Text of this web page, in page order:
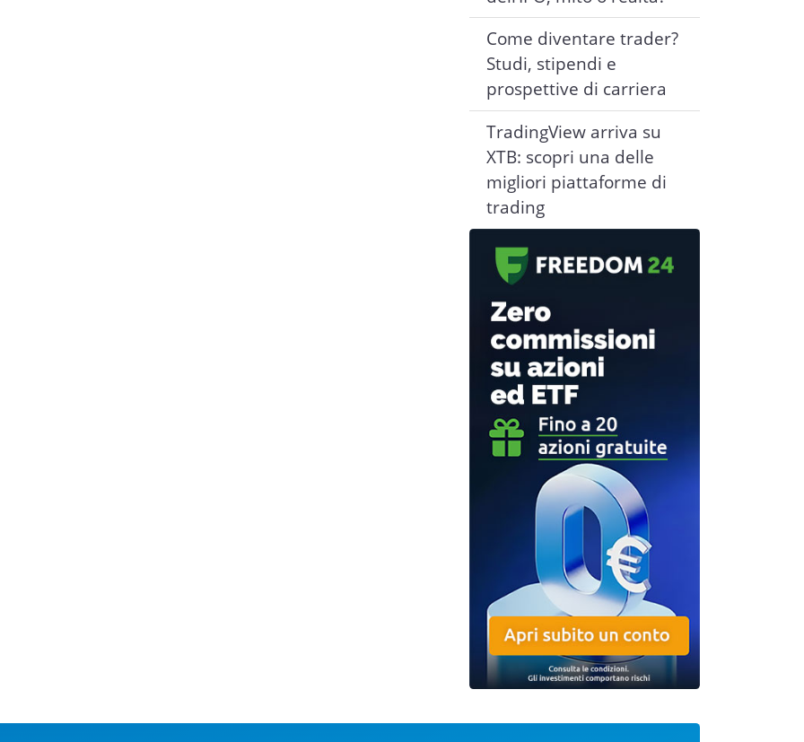
Come diventare trader?
Studi, stipendi e
prospettive di carriera
TradingView arriva su
XTB: scopri una delle
migliori piattaforme di
trading